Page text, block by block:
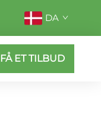
DA
FÅ ET TILBUD